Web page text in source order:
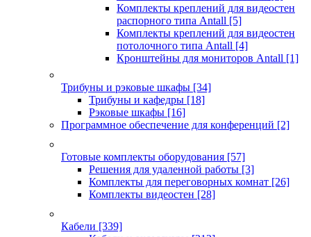
Комплекты креплений для видеостен
распорного типа Antall [5]
Комплекты креплений для видеостен
потолочного типа Antall [4]
Кронштейны для мониторов Antall [1]
Трибуны и рэковые шкафы [34]
Трибуны и кафедры [18]
Рэковые шкафы [16]
Программное обеспечение для конференций [2]
Готовые комплекты оборудования [57]
Решения для удаленной работы [3]
Комплекты для переговорных комнат [26]
Комплекты видеостен [28]
Кабели [339]